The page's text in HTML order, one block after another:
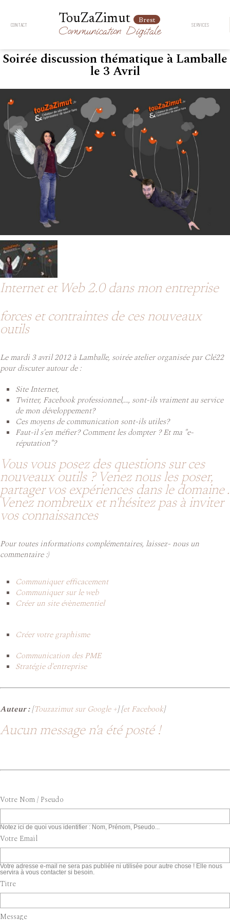
CONTACT TouZaZimut Brest
Communication Digitale SERVICES
Soirée discussion thématique à Lamballe
le 3 Avril
Internet et Web 2.0 dans mon entreprise
forces et contraintes de ces nouveaux
outils
Le mardi 3 avril 2012 à Lamballe, soirée atelier organisée par Clé22
pour discuter autour de :
Site Internet,
Twitter, Facebook professionnel,..., sont-ils vraiment au service
de mon développement?
Ces moyens de communication sont-ils utiles?
Faut-il s'en méfier? Comment les dompter ? Et ma "e-
réputation"?
Vous vous posez des questions sur ces
nouveaux outils ? Venez nous les poser,
partager vos expériences dans le domaine .
Venez nombreux et n'hésitez pas à inviter
vos connaissances
Pour toutes informations complémentaires, laissez- nous un
commentaire :)
Communiquer efficacement
Communiquer sur le web
Créer un site évènementiel
Créer votre graphisme
Communication des PME
Stratégie d'entreprise
Auteur :[Touzazimut sur Google +] [et Facebook]
Aucun message n'a été posté !
Votre Nom / Pseudo
Notez ici de quoi vous identifier : Nom, Prénom, Pseudo...
Votre Email
Votre adresse e-mail ne sera pas publiée ni utilisée pour autre chose ! Elle nous
servira à vous contacter si besoin.
Titre
Message